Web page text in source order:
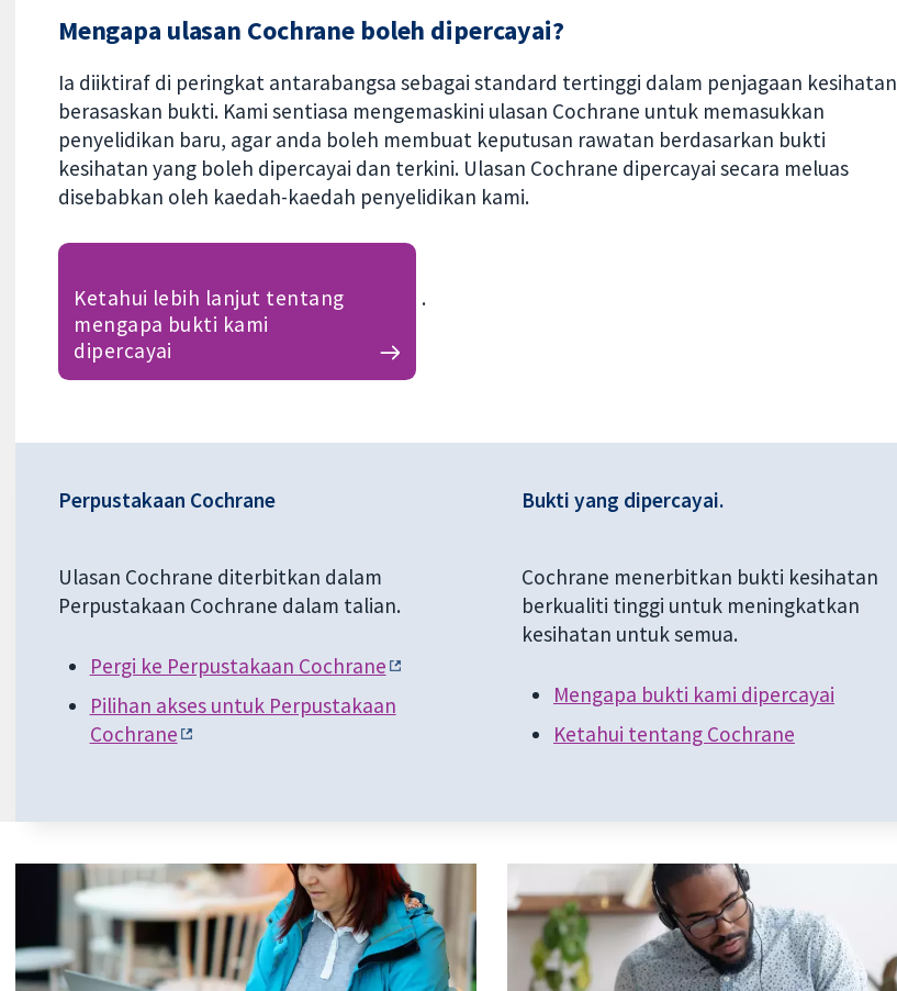
Mengapa ulasan Cochrane boleh dipercayai?
Ia diiktiraf di peringkat antarabangsa sebagai standard tertinggi dalam penjagaan kesihatan
berasaskan bukti. Kami sentiasa mengemaskini ulasan Cochrane untuk memasukkan
penyelidikan baru, agar anda boleh membuat keputusan rawatan berdasarkan bukti
kesihatan yang boleh dipercayai dan terkini. Ulasan Cochrane dipercayai secara meluas
disebabkan oleh kaedah-kaedah penyelidikan kami.
Ketahui lebih lanjut tentang
mengapa bukti kami
dipercayai
.
Perpustakaan Cochrane
Ulasan Cochrane diterbitkan dalam
Perpustakaan Cochrane dalam talian.
Pergi ke Perpustakaan Cochrane
Pilihan akses untuk Perpustakaan
Cochrane
Bukti yang dipercayai.
Cochrane menerbitkan bukti kesihatan
berkualiti tinggi untuk meningkatkan
kesihatan untuk semua.
Mengapa bukti kami dipercayai
Ketahui tentang Cochrane